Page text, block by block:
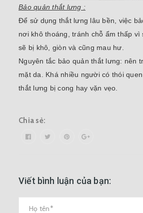
Bảo quản thắt lưng :
Để sử dụng thắt lưng lâu bền, việc
nơi khô thoáng, tránh chỗ ẩm thấp
sẽ bị khô, giòn và cũng mau hư.
Nguyên tắc bảo quản thắt lưng: nên
mặt da. Khá nhiều người có thói
thắt lưng bị cong hay vặn vẹo.
Chia sẻ:
Viết bình luận của bạn: